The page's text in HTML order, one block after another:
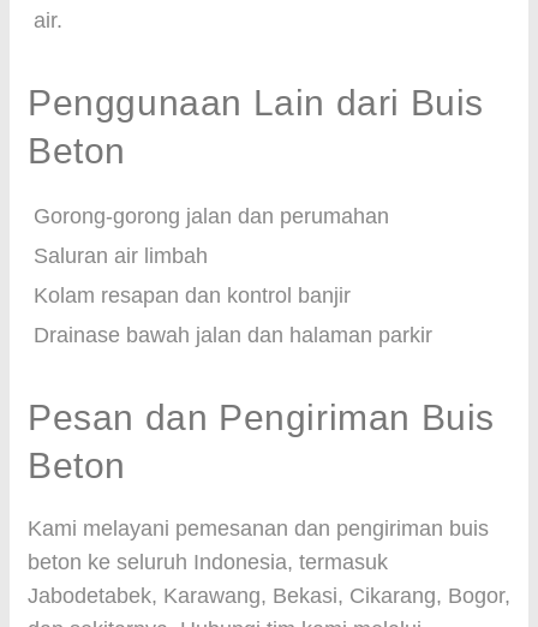
air.
Penggunaan Lain dari Buis
Beton
Gorong-gorong jalan dan perumahan
Saluran air limbah
Kolam resapan dan kontrol banjir
Drainase bawah jalan dan halaman parkir
Pesan dan Pengiriman Buis
Beton
Kami melayani pemesanan dan pengiriman buis
beton ke seluruh Indonesia, termasuk
Jabodetabek, Karawang, Bekasi, Cikarang, Bogor,